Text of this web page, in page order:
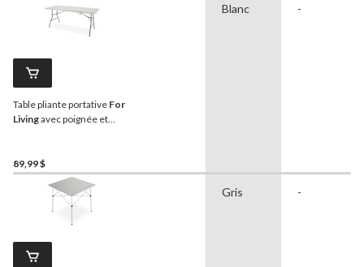
Table pliante portative For
Livingavec poignée et
89,99 $
Blanc -
Gris -